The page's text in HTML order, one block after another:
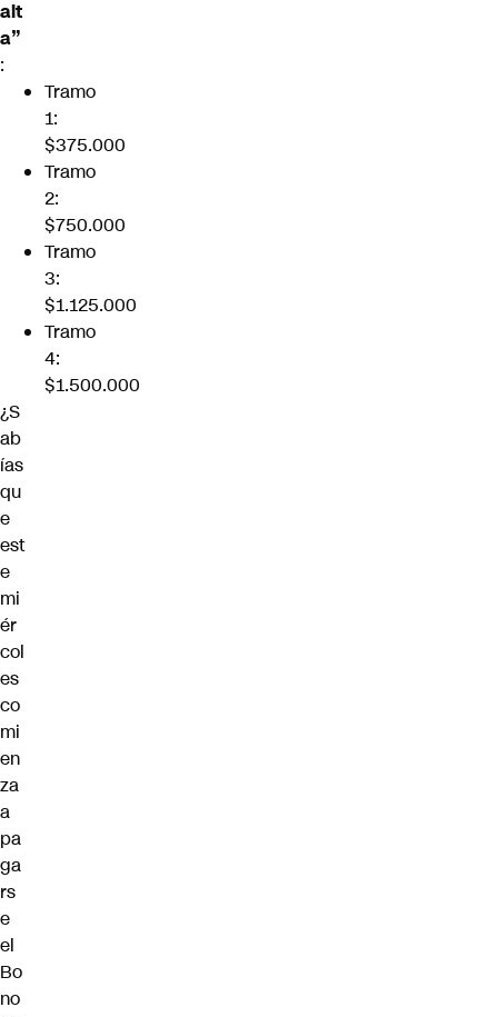
alt
a”
:
Tramo
1:
$375.000
Tramo
2:
$750.000
Tramo
3:
$1.125.000
Tramo
4:
$1.500.000
¿S
ab
ías
qu
e
est
e
mi
ér
col
es
co
mi
en
za
a
pa
ga
rs
e
el
Bo
no